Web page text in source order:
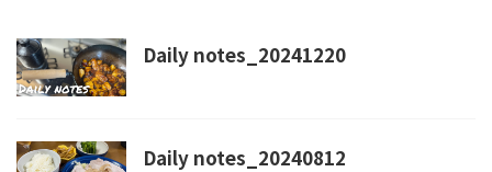
Daily notes_20241220
Daily notes_20240812